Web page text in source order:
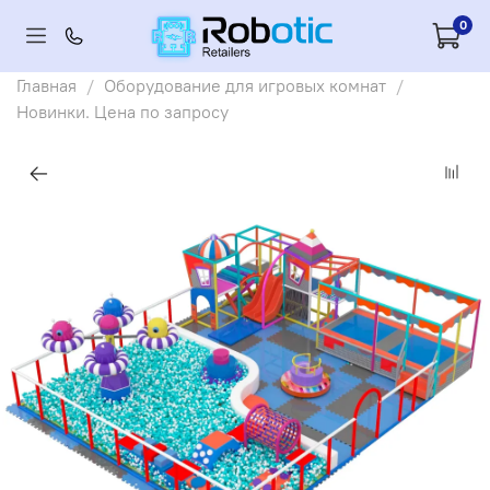
0
Главная
Оборудование для игровых комнат
Новинки. Цена по запросу